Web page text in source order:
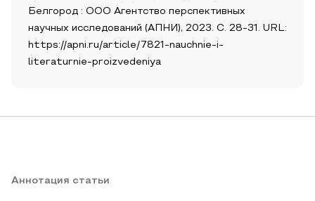
Белгород : ООО Агентство перспективных
научных исследований (АПНИ), 2023. С. 28-31. URL:
https://apni.ru/article/7821-nauchnie-i-
literaturnie-proizvedeniya
Аннотация статьи